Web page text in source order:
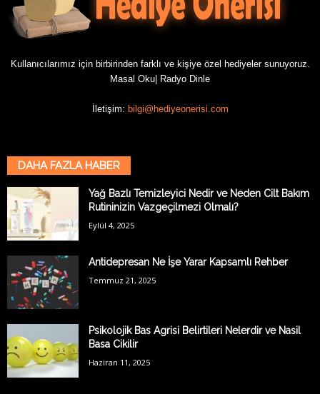
Kullanıcılarımız için birbirinden farklı ve kişiye özel hediyeler sunuyoruz.
Masal Oku Radyo Dinle
İletişim: bilgi@hediyeonerisi.com
DAHA FAZLA HABER
Yağ Bazlı Temizleyici Nedir ve Neden Cilt Bakım
Rutininizin Vazgeçilmezi Olmalı?
Eylül 4, 2025
Antidepresan Ne İşe Yarar Kapsamlı Rehber
Temmuz 21, 2025
Psikolojik Bas Agrisi Belirtileri Nelerdir ve Nasil
Basa Cikilir
Haziran 11, 2025